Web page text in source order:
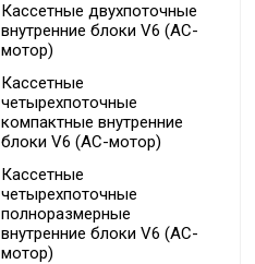
Кассетные двухпоточные
внутренние блоки V6 (AC-
мотор)
Кассетные
четырехпоточные
компактные внутренние
блоки V6 (AC-мотор)
Кассетные
четырехпоточные
полноразмерные
внутренние блоки V6 (AC-
мотор)